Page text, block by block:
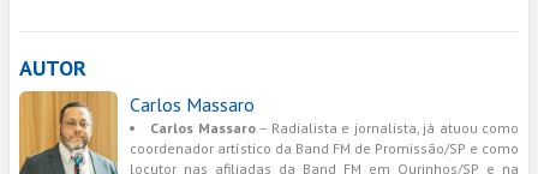
AUTOR
Carlos Massaro
Carlos Massaro– Radialista e jornalista, já atuou como
coordenador artístico da Band FM de Promissão/SP e como
locutor nas afiliadas da Band FM em Ourinhos/SP e na